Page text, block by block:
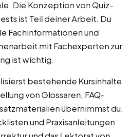
Die Konzeption von Quiz-
ist Teil deiner Arbeit. Du
Fachinformationen und
mit Fachexperten zur
ist wichtig.
bestehende Kursinhalte
von Glossaren, FAQ-
übernimmst du.
und Praxisanleitungen